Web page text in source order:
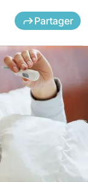
Partager